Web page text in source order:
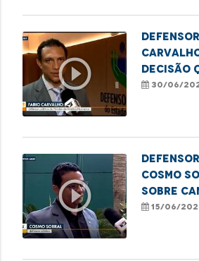
play_circle_outline
decisão
gênero
30/06/
play_circle_outline
Cosmo
sobre
15/06/